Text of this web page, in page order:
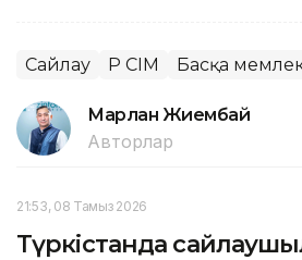
Сайлау ҚР СІМ Басқа
Марлан Жиембай
Авторлар
21:53, 08 Тамыз 2026
Түркістанда